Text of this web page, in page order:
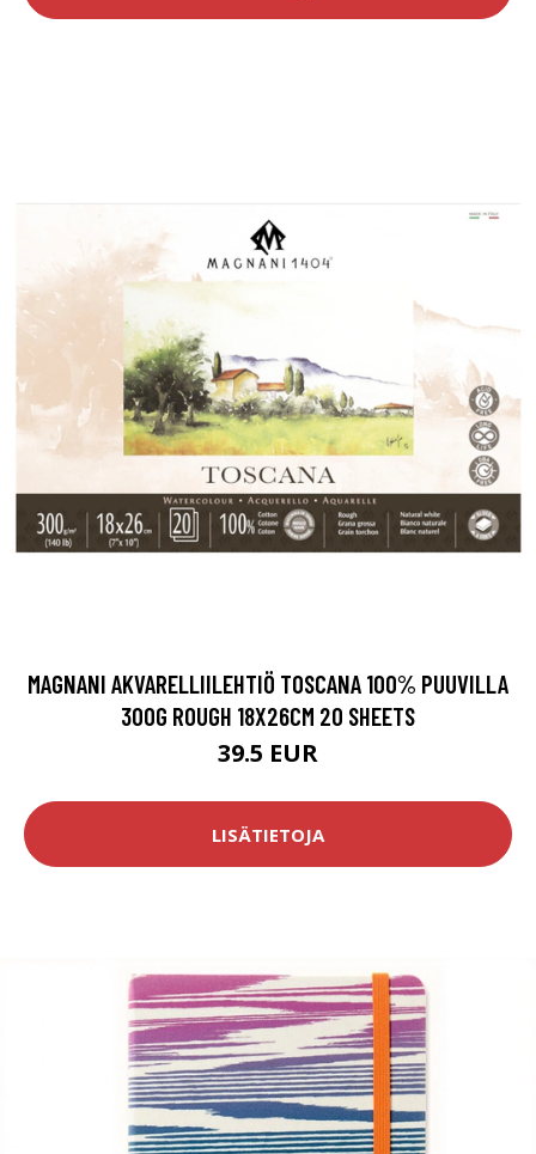
MAGNANI AKVARELLIILEHTIÖ TOSCANA 100% PUUVILLA
300G ROUGH 18X26CM 20 SHEETS
39.5 EUR
LISÄTIETOJA